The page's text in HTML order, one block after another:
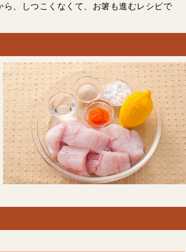
、しつこくなくて、お箸も進むレシピで